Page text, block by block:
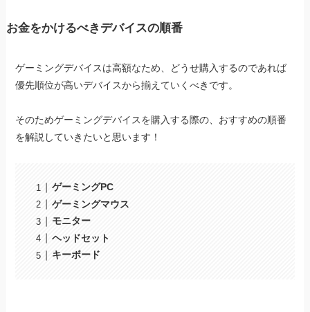
お金をかけるべきデバイスの順番
ゲーミングデバイスは高額なため、どうせ購入するのであれば
優先順位が高いデバイスから揃えていくべきです。
そのためゲーミングデバイスを購入する際の、おすすめの順番
を解説していきたいと思います！
ゲーミングPC
ゲーミングマウス
モニター
ヘッドセット
キーボード